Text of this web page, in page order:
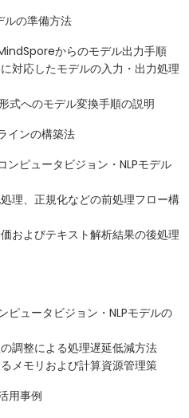
ルの準備方法
からのモデル出力手順
対応したモデルの入力・出力処理
式へのモデル変換手順の説明
インの構築法
ピュータビジョン・NLPモデル
理、正規化などの前処理フロー構
およびテキスト解析結果の後処理
ピュータビジョン・NLPモデルの
調整による処理遅延低減方法
メモリおよび計算資源管理策
用事例